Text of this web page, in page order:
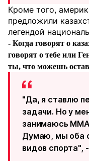
Кроме того,
предложили
легендой
- Когда говорят о
говорят о тебе или
ты, что можешь
"Да, я ставлю
задачи. Но у
занимаюсь
Думаю, мы оба
видов спорта", -